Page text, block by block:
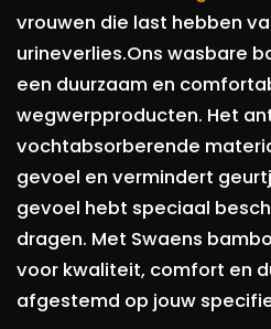
vrouwen die last hebben
urineverlies.Ons wasbare
een duurzaam en
wegwerpproducten. Het
vochtabsorberende
gevoel en vermindert
gevoel hebt speciaal
dragen.​ Met Swaens
voor kwaliteit, comfort en
afgestemd op jouw